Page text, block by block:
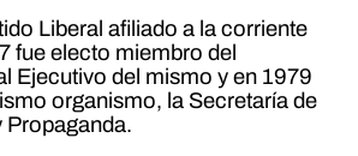
Liberal afiliado a la corriente
fue electo miembro del
Ejecutivo del mismo y en 1979
organismo, la Secretaría de
Propaganda.